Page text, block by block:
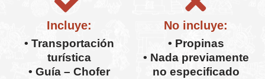
Incluye:
• Transportación
turística
• Guía – Chofer
No incluye:
• Propinas
• Nada previamente
no especificado